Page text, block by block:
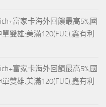
富家卡海外回饋最高5%,國
雙雄:美滿120(FUC),鑫有利
富家卡海外回饋最高5%,國
雙雄:美滿120(FUC),鑫有利